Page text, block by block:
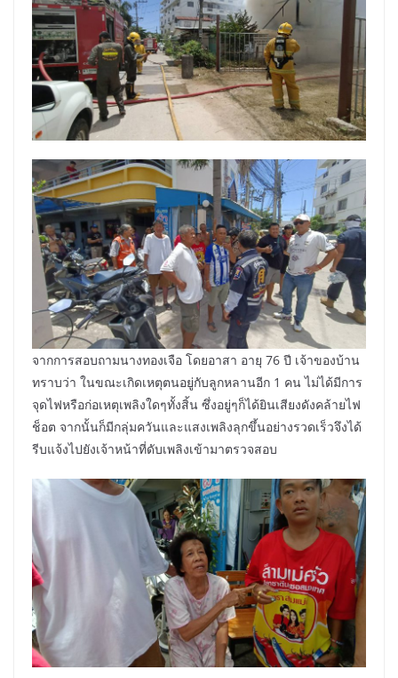
จากการสอบถามนางทองเจือ โดยอาสา อายุ 76 ปี เจ้าของบ้าน
ทราบว่า ในขณะเกิดเหตุตนอยู่กับลูกหลานอีก 1 คน ไม่ได้มีการ
จุดไฟหรือก่อเหตุเพลิงใดๆทั้งสิ้น ซึ่งอยู่ๆก็ได้ยินเสียงดังคล้ายไฟ
ช็อต จากนั้นก็มีกลุ่มควันและแสงเพลิงลุกขึ้นอย่างรวดเร็วจึงได้
รีบแจ้งไปยังเจ้าหน้าที่ดับเพลิงเข้ามาตรวจสอบ